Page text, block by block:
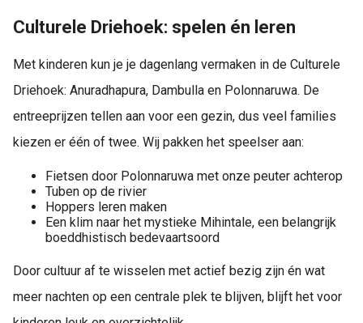
Culturele Driehoek: spelen én leren
Met kinderen kun je je dagenlang vermaken in de Culturele
Driehoek: Anuradhapura, Dambulla en Polonnaruwa. De
entreeprijzen tellen aan voor een gezin, dus veel families
kiezen er één of twee. Wij pakken het speelser aan:
Fietsen door Polonnaruwa met onze peuter achterop
Tuben op de rivier
Hoppers leren maken
Een klim naar het mystieke Mihintale, een belangrijk
boeddhistisch bedevaartsoord
Door cultuur af te wisselen met actief bezig zijn én wat
meer nachten op een centrale plek te blijven, blijft het voor